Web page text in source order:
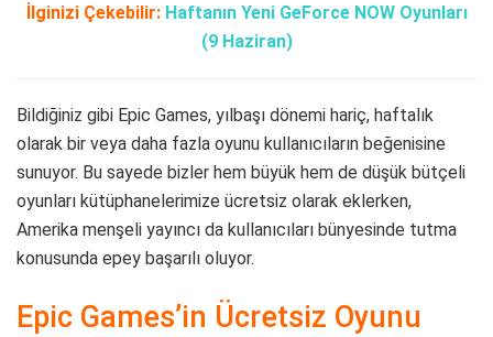
İlginizi Çekebilir: Haftanın Yeni GeForce NOW Oyunları
(9 Haziran)
Bildiğiniz gibi Epic Games, yılbaşı dönemi hariç, haftalık
olarak bir veya daha fazla oyunu kullanıcıların beğenisine
sunuyor. Bu sayede bizler hem büyük hem de düşük bütçeli
oyunları kütüphanelerimize ücretsiz olarak eklerken,
Amerika menşeli yayıncı da kullanıcıları bünyesinde tutma
konusunda epey başarılı oluyor.
Epic Games’in Ücretsiz Oyunu